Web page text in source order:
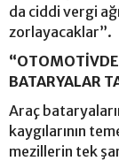
da ciddi vergi
zorlayacaklar”.
BATARYALAR
Araç
kaygılarının
mezillerin tek